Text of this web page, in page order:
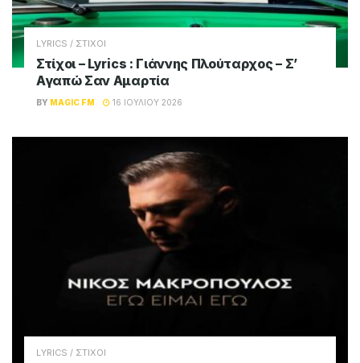
LYRICS / ΣΤΙΧΟΙ
Στίχοι – Lyrics : Γιάννης Πλούταρχος – Σ’
Αγαπώ Σαν Αμαρτία
BY MAGIC FM 16 ΙΟΥΛΊΟΥ 2026
LYRICS / ΣΤΙΧΟΙ